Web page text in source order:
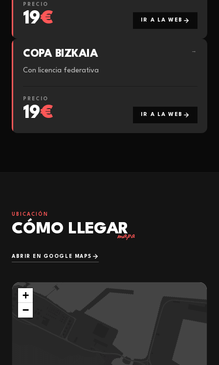
PRECIO
19€ IR A LA WEB
COPA BIZKAIA →
Con licencia federativa
PRECIO
19€ IR A LA WEB
UBICACIÓN
CÓMO LLEGAR
mapa
ABRIR EN GOOGLE MAPS
+
−